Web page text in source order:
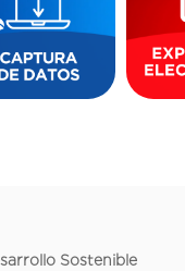
Sostenible